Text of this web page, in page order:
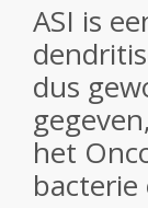
ASI is
dus
het